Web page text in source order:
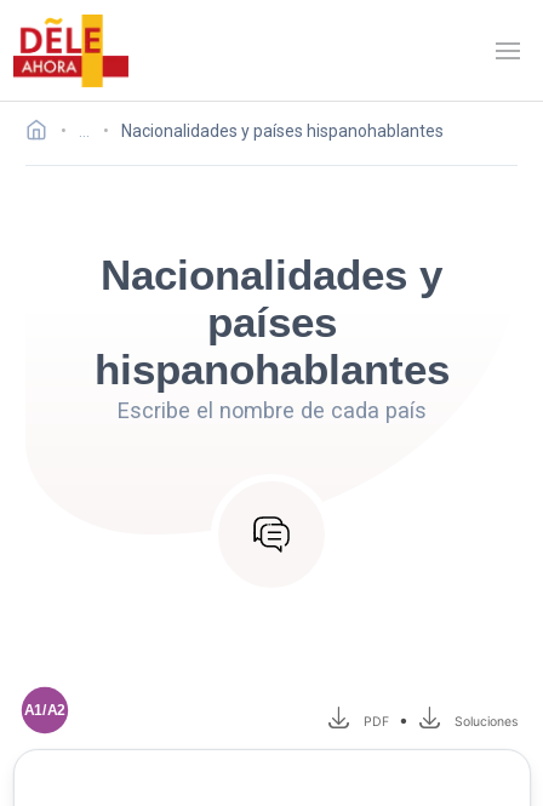
Nacionalidades y países hispanohablantes
Nacionalidades y
países
hispanohablantes
Escribe el nombre de cada país
A1/A2
PDF • Soluciones